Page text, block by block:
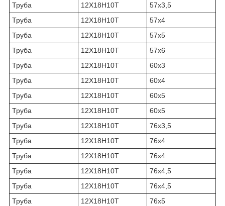
Труба
12Х18Н10Т
57х3,5
Труба
12Х18Н10Т
57х4
Труба
12Х18Н10Т
57х5
Труба
12Х18Н10Т
57х6
Труба
12Х18Н10Т
60х3
Труба
12Х18Н10Т
60х4
Труба
12Х18Н10Т
60х5
Труба
12Х18Н10Т
60х5
Труба
12Х18Н10Т
76х3,5
Труба
12Х18Н10Т
76х4
Труба
12Х18Н10Т
76х4
Труба
12Х18Н10Т
76х4,5
Труба
12Х18Н10Т
76х4,5
Труба
12Х18Н10Т
76х5